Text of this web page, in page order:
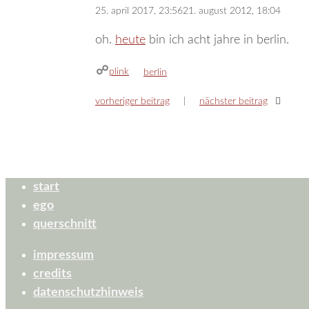
25. april 2017, 23:5621. august 2012, 18:04
oh. heute bin ich acht jahre in berlin.
plink kategorien
berlin
vorheriger beitrag nächster beitrag
start
ego
querschnitt
impressum
credits
datenschutzhinweis